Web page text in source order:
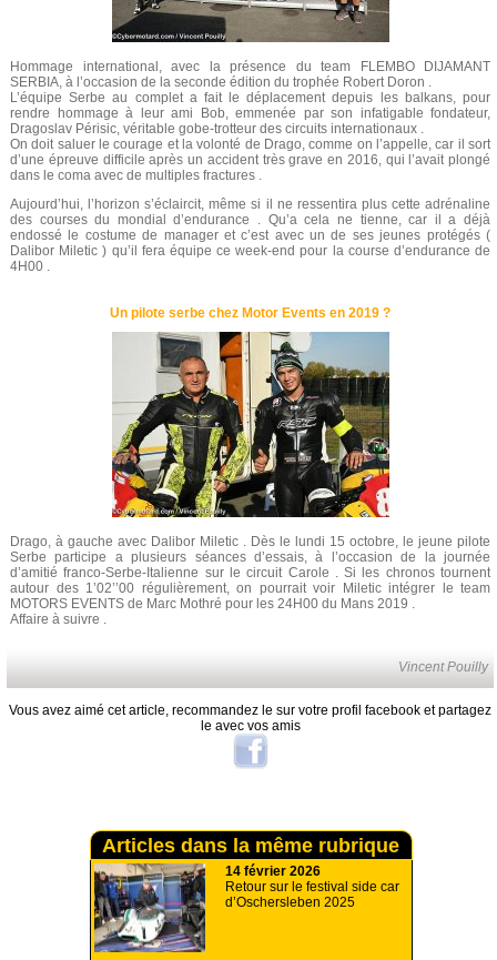
Hommage international, avec la présence du team FLEMBO DIJAMANT
SERBIA, à l’occasion de la seconde édition du trophée Robert Doron .
L’équipe Serbe au complet a fait le déplacement depuis les balkans, pour
rendre hommage à leur ami Bob, emmenée par son infatigable fondateur,
Dragoslav Périsic, véritable gobe-trotteur des circuits internationaux .
On doit saluer le courage et la volonté de Drago, comme on l’appelle, car il sort
d’une épreuve difficile après un accident très grave en 2016, qui l’avait plongé
dans le coma avec de multiples fractures .
Aujourd’hui, l’horizon s’éclaircit, même si il ne ressentira plus cette adrénaline
des courses du mondial d’endurance . Qu’a cela ne tienne, car il a déjà
endossé le costume de manager et c’est avec un de ses jeunes protégés (
Dalibor Miletic ) qu’il fera équipe ce week-end pour la course d’endurance de
4H00 .
Un pilote serbe chez Motor Events en 2019 ?
Drago, à gauche avec Dalibor Miletic . Dès le lundi 15 octobre, le jeune pilote
Serbe participe a plusieurs séances d’essais, à l’occasion de la journée
d’amitié franco-Serbe-Italienne sur le circuit Carole . Si les chronos tournent
autour des 1’02’’00 régulièrement, on pourrait voir Miletic intégrer le team
MOTORS EVENTS de Marc Mothré pour les 24H00 du Mans 2019 .
Affaire à suivre .
Vincent Pouilly
Vous avez aimé cet article, recommandez le sur votre profil facebook et partagez
le avec vos amis
Articles dans la même rubrique
14 février 2026
Retour sur le festival side car
d’Oschersleben 2025